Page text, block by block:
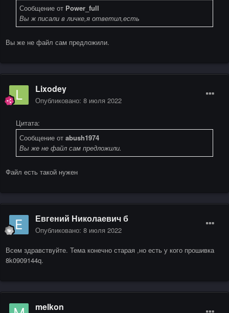
Сообщение от Power_full
Вы ж писали в личке,я ответил,есть
Вы же не файл сам предложили.
Lixodey
Опубликовано: 8 июля 2022
Цитата:
Сообщение от abush1974
Вы же не файл сам предложили.
Файл есть такой нужен
Евгений Николаевич б
Опубликовано: 8 июля 2022
Всем здравствуйте. Тема конечно старая ,но есть у кого прошивка
8k0909144q.
melkon